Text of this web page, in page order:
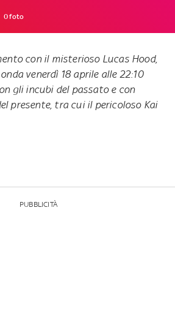
0 foto
con il misterioso Lucas Hood,
venerdì 18 aprile alle 22:10
gli incubi del passato e con
presente, tra cui il pericoloso Kai
PUBBLICITÀ